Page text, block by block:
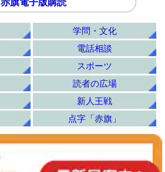
赤旗電子版購読
学問・文化
電話相談
スポーツ
読者の広場
新人王戦
点字「赤旗」